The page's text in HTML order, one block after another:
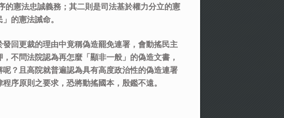
憲法忠誠義務；其二則是司法基於權力分立的憲
的憲法誡命。
回更裁的理由中竟稱偽造罷免連署，會動搖民主
不問法院認為再怎麼「顯非一般」的偽造文書，
？且高院就普遍認為具有高度政治性的偽造連署
序原則之要求，恐將動搖國本，殷鑑不遠。